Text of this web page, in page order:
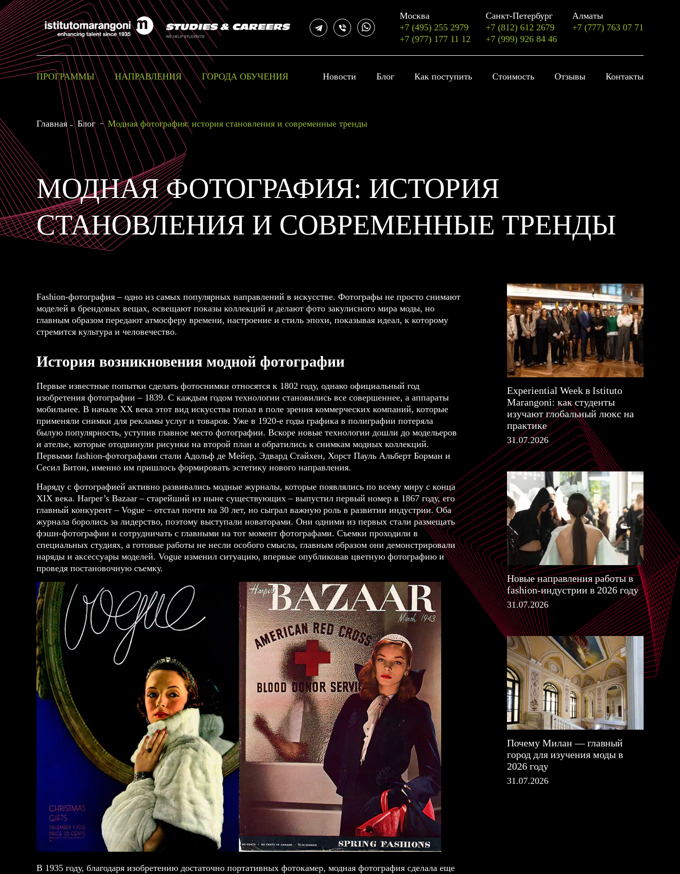
Москва
+7 (495) 255 2979
+7 (977) 177 11 12
Санкт-Петербург
+7 (812) 612 2679
+7 (999) 926 84 46
Алматы
+7 (777) 763 07 71
ПРОГРАММЫ НАПРАВЛЕНИЯ ГОРОДА ОБУЧЕНИЯ Новости Блог Как поступить Стоимость Отзывы Контакты
Главная Блог Модная фотография: история становления и современные тренды
МОДНАЯ ФОТОГРАФИЯ: ИСТОРИЯ
СТАНОВЛЕНИЯ И СОВРЕМЕННЫЕ ТРЕНДЫ
Fashion-фотография – одно из самых популярных направлений в искусстве. Фотографы не просто снимают
моделей в брендовых вещах, освещают показы коллекций и делают фото закулисного мира моды, но
главным образом передают атмосферу времени, настроение и стиль эпохи, показывая идеал, к которому
стремится культура и человечество.
История возникновения модной фотографии
Первые известные попытки сделать фотоснимки относятся к 1802 году, однако официальный год
изобретения фотографии – 1839. С каждым годом технологии становились все совершеннее, а аппараты
мобильнее. В начале ХХ века этот вид искусства попал в поле зрения коммерческих компаний, которые
применяли снимки для рекламы услуг и товаров. Уже в 1920-е годы графика в полиграфии потеряла
былую популярность, уступив главное место фотографии. Вскоре новые технологии дошли до модельеров
и ателье, которые отодвинули рисунки на второй план и обратились к снимкам модных коллекций.
Первыми fashion-фотографами стали Адольф де Мейер, Эдвард Стайхен, Хорст Пауль Альберт Борман и
Сесил Битон, именно им пришлось формировать эстетику нового направления.
Наряду с фотографией активно развивались модные журналы, которые появлялись по всему миру с конца
XIX века. Harper’s Bazaar – старейший из ныне существующих – выпустил первый номер в 1867 году, его
главный конкурент – Vogue – отстал почти на 30 лет, но сыграл важную роль в развитии индустрии. Оба
журнала боролись за лидерство, поэтому выступали новаторами. Они одними из первых стали размещать
фэшн-фотографии и сотрудничать с главными на тот момент фотографами. Съемки проходили в
специальных студиях, а готовые работы не несли особого смысла, главным образом они демонстрировали
наряды и аксессуары моделей. Vogue изменил ситуацию, впервые опубликовав цветную фотографию и
проведя постановочную съемку.
В 1935 году, благодаря изобретению достаточно портативных фотокамер, модная фотография сделала еще
Experiential Week в Istituto
Marangoni: как студенты
изучают глобальный люкс на
практике
31.07.2026
Новые направления работы в
fashion-индустрии в 2026 году
31.07.2026
Почему Милан — главный
город для изучения моды в
2026 году
31.07.2026